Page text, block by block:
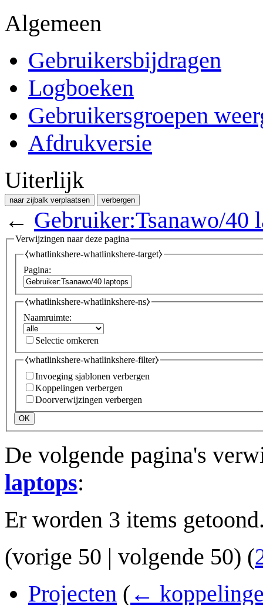
Algemeen
Gebruikersbijdragen
Logboeken
Gebruikersgroepen
Afdrukversie
Uiterlijk
naar zijbalk verplaatsen verbergen
← Gebruiker:Tsanawo/40
Verwijzingen naar deze pagina
⧼whatlinkshere-whatlinkshere-target⧽
Pagina:
⧼whatlinkshere-whatlinkshere-ns⧽
Naamruimte:
Selectie omkeren
⧼whatlinkshere-whatlinkshere-filter⧽
Invoeging sjablonen verbergen
Koppelingen verbergen
Doorverwijzingen verbergen
OK
De volgende pagina's
laptops:
Er worden 3 items
(vorige 50 | volgende 50) (
Projecten ( ←